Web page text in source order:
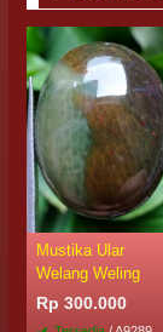
Mustika Ular
Welang Weling
Rp 300.000